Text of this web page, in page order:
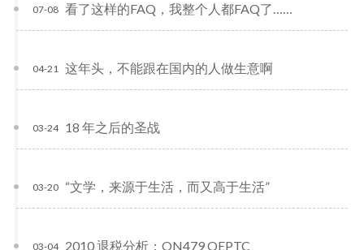
看了这样的FAQ，我整个人都FAQ了……
07-08
这年头，不能跟在国内的人做生意啊
04-21
18 年之后的圣战
03-24
“文学，来源于生活，而又高于生活”
03-20
2010 退税分析：ON479 OEPTC
03-04